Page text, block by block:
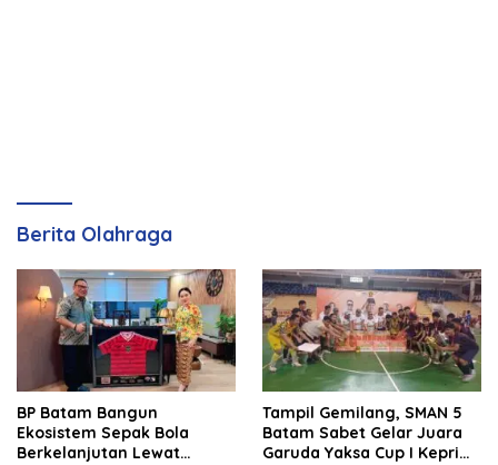
Berita Olahraga
BP Batam Bangun
Ekosistem Sepak Bola
Berkelanjutan Lewat
Tampil Gemilang, SMAN 5
Batam Sabet Gelar Juara
Garuda Yaksa Cup I Kepri